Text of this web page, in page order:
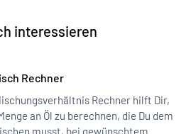
interessieren
Rechner
Rechner hilft Dir,
an Öl zu berechnen, die Du dem
musst, bei gewünschtem